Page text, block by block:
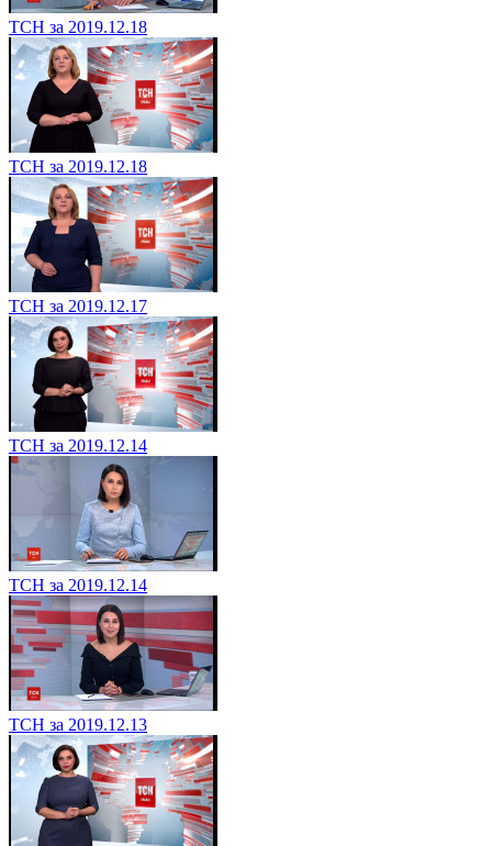
ТСН за 2019.12.18
ТСН за 2019.12.18
ТСН за 2019.12.17
ТСН за 2019.12.14
ТСН за 2019.12.14
ТСН за 2019.12.13